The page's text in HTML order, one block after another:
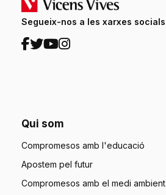
Segueix-nos a les xarxes socials
Qui som
Compromesos amb l'educació
Apostem pel futur
Compromesos amb el medi ambient